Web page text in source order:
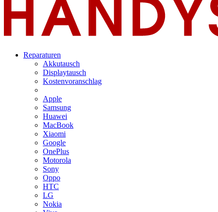
Reparaturen
Akkutausch
Displaytausch
Kostenvoranschlag
Apple
Samsung
Huawei
MacBook
Xiaomi
Google
OnePlus
Motorola
Sony
Oppo
HTC
LG
Nokia